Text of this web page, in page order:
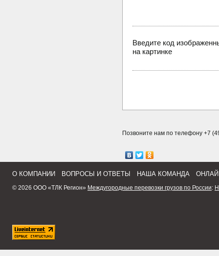
Введите код
на картинке
Позвоните нам по телефону +7
О КОМПАНИИ ВОПРОСЫ И ОТВЕТЫ НАША КОМАНДА
© 2026 ООО «ТЛК Регион» Междугородные перевозки грузов по России: